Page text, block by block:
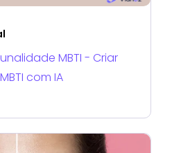
MBTI - Criar
com IA